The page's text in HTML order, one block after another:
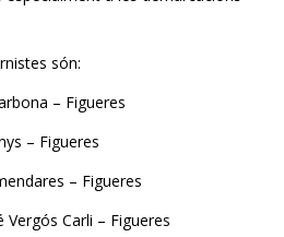
són:
– Figueres
– Figueres
– Figueres
Vergós Carli – Figueres